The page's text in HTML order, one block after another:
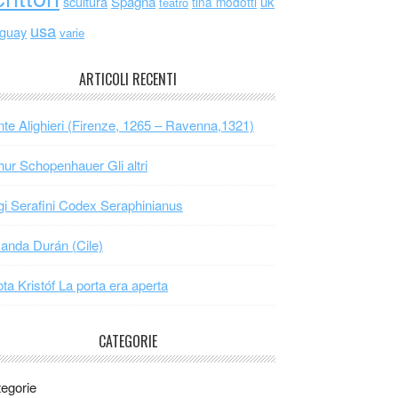
usa varie
ARTICOLI RECENTI
Alighieri (Firenze, 1265 – Ravenna,1321)
Schopenhauer Gli altri
Serafini Codex Seraphinianus
Durán (Cile)
Kristóf La porta era aperta
CATEGORIE